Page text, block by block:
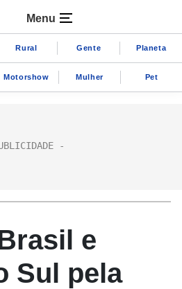
Menu
Rural Gente Planeta
Motorshow Mulher Pet
e
Sul pela